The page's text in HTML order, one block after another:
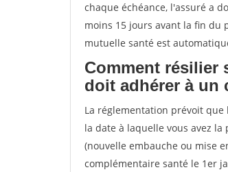
chaque échéance, l'assuré a
moins 15 jours avant la fin du
mutuelle santé est
Comment résilier
doit adhérer à un
La réglementation prévoit
la date à laquelle vous avez
(nouvelle embauche ou mise
complémentaire santé le 1er